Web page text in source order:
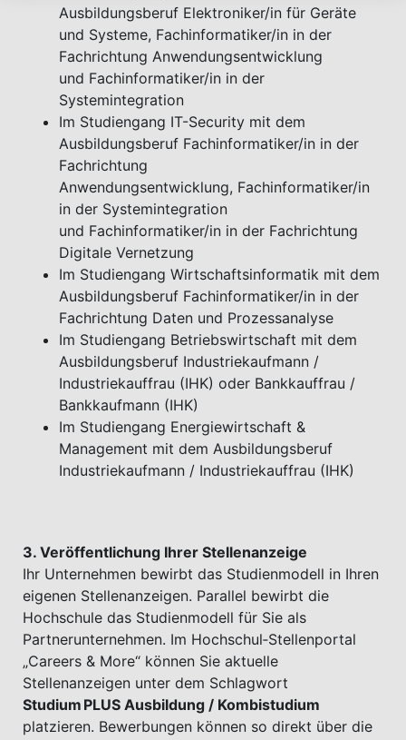
Ausbildungsberuf Elektroniker/in für Geräte
und Systeme, Fachinformatiker/in in der
Fachrichtung Anwendungsentwicklung
und Fachinformatiker/in in der
Systemintegration
Im Studiengang IT-Security mit dem
Ausbildungsberuf Fachinformatiker/in in der
Fachrichtung
Anwendungsentwicklung, Fachinformatiker/in
in der Systemintegration
und Fachinformatiker/in in der Fachrichtung
Digitale Vernetzung
Im Studiengang Wirtschaftsinformatik mit dem
Ausbildungsberuf Fachinformatiker/in in der
Fachrichtung Daten und Prozessanalyse
Im Studiengang Betriebswirtschaft mit dem
Ausbildungsberuf Industriekaufmann /
Industriekauffrau (IHK) oder Bankkauffrau /
Bankkaufmann (IHK)
Im Studiengang Energiewirtschaft &
Management mit dem Ausbildungsberuf
Industriekaufmann / Industriekauffrau (IHK)
3. Veröffentlichung Ihrer Stellenanzeige
Ihr Unternehmen bewirbt das Studienmodell in Ihren
eigenen Stellenanzeigen. Parallel bewirbt die
Hochschule das Studienmodell für Sie als
Partnerunternehmen. Im Hochschul‑Stellenportal
„Careers & More“ können Sie aktuelle
Stellenanzeigen unter dem Schlagwort
Studium PLUS Ausbildung / Kombistudium
platzieren. Bewerbungen können so direkt über die